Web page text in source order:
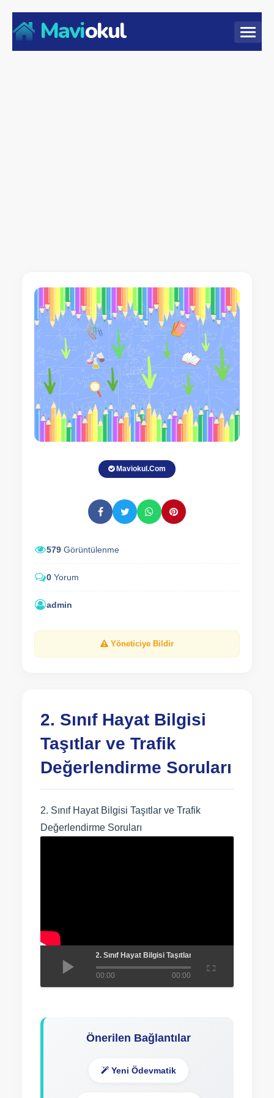
Maviokul
Maviokul.Com
579 Görüntülenme
0 Yorum
admin
Yöneticiye Bildir
2. Sınıf Hayat Bilgisi
Taşıtlar ve Trafik
Değerlendirme Soruları
2. Sınıf Hayat Bilgisi Taşıtlar ve Trafik
Değerlendirme Soruları
2. Sınıf Hayat Bilgisi Taşıtlar ve Trafik
00:00 00:00
Önerilen Bağlantılar
Yeni Ödevmatik